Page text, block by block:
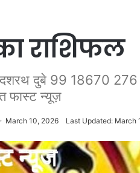
राशिफल
दुबे 99 18670 276
फास्ट न्यूज़
March 10, 2026 Last Updated: March